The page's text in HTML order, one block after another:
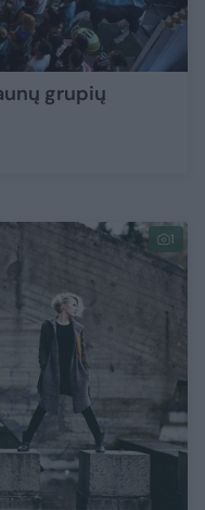
grupių
1